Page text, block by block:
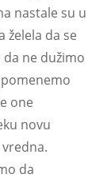
nastale su u
želela da se
ne dužimo
one
novu
da